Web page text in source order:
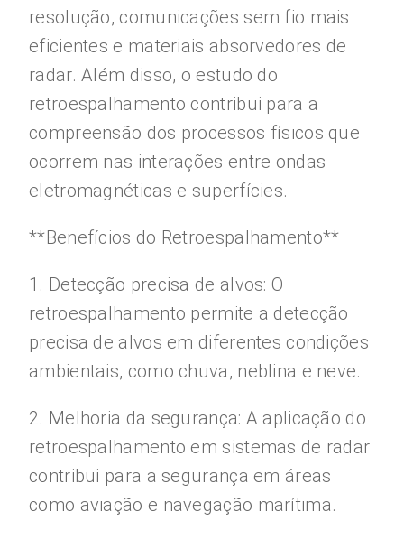
resolução, comunicações sem fio mais
eficientes e materiais absorvedores de
radar. Além disso, o estudo do
retroespalhamento contribui para a
compreensão dos processos físicos que
ocorrem nas interações entre ondas
eletromagnéticas e superfícies.
**Benefícios do Retroespalhamento**
1. Detecção precisa de alvos: O
retroespalhamento permite a detecção
precisa de alvos em diferentes condições
ambientais, como chuva, neblina e neve.
2. Melhoria da segurança: A aplicação do
retroespalhamento em sistemas de radar
contribui para a segurança em áreas
como aviação e navegação marítima.